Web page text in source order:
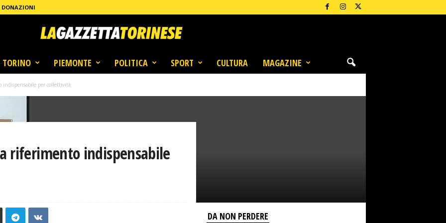
DONAZIONI
TORINO PIEMONTE POLITICA SPORT CULTURA MAGAZINE
indispensabile per collettività
riferimento indispensabile
DA NON PERDERE